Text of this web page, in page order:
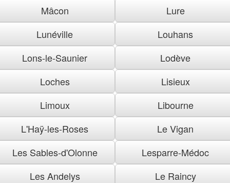
Mâcon
Lure
Lunéville
Louhans
Lons-le-Saunier
Lodève
Loches
Lisieux
Limoux
Libourne
L'Haÿ-les-Roses
Le Vigan
Les Sables-d'Olonne
Lesparre-Médoc
Les Andelys
Le Raincy